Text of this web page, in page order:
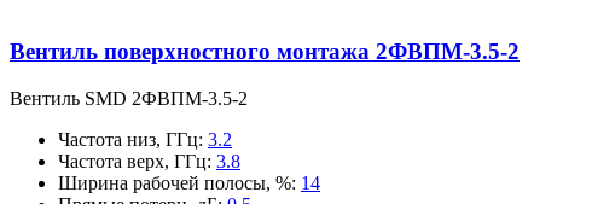
Вентиль поверхностного монтажа 2ФВПМ-3.5-2
Вентиль SMD 2ФВПМ-3.5-2
Частота низ, ГГц: 3.2
Частота верх, ГГц: 3.8
Ширина рабочей полосы, %: 14